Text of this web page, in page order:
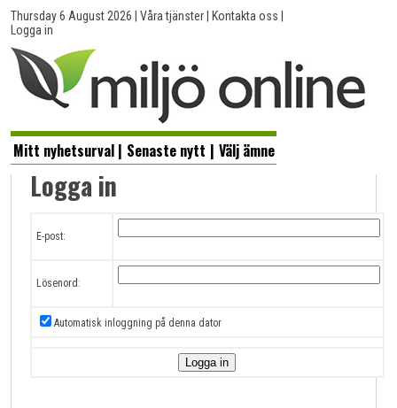
Thursday 6 August 2026 |Våra tjänster Kontakta oss
Logga in
Mitt nyhetsurval | Senaste nytt | Välj ämne
Logga in
E-post:
Lösenord:
Automatisk inloggning på denna dator